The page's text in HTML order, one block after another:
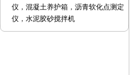
仪，混凝土养护箱，沥青软化点测定
仪，水泥胶砂搅拌机